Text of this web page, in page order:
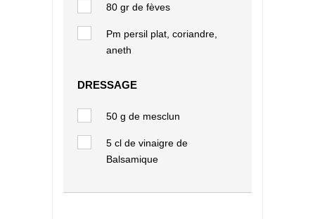
80 gr de fèves
Pm persil plat, coriandre,
aneth
DRESSAGE
50 g de mesclun
5 cl de vinaigre de
Balsamique